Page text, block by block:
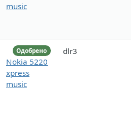
music
Одобрено
Nokia 5220
xpress
music
dlr3